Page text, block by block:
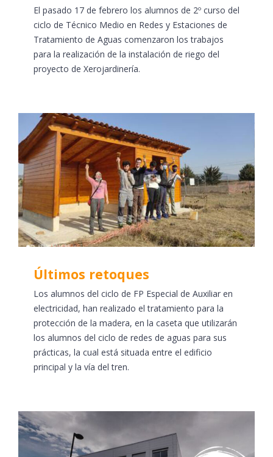
El pasado 17 de febrero los alumnos de 2º curso del
ciclo de Técnico Medio en Redes y Estaciones de
Tratamiento de Aguas comenzaron los trabajos
para la realización de la instalación de riego del
proyecto de Xerojardinería.
Últimos retoques
Los alumnos del ciclo de FP Especial de Auxiliar en
electricidad, han realizado el tratamiento para la
protección de la madera, en la caseta que utilizarán
los alumnos del ciclo de redes de aguas para sus
prácticas, la cual está situada entre el edificio
principal y la vía del tren.